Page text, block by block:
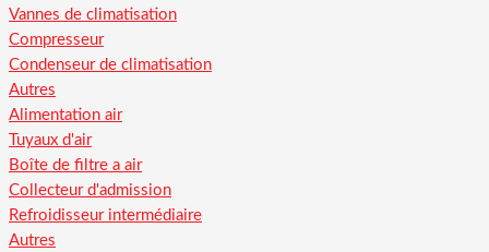
Vannes de climatisation
Compresseur
Condenseur de climatisation
Autres
Alimentation air
Tuyaux d'air
Boîte de filtre a air
Collecteur d'admission
Refroidisseur intermédiaire
Autres